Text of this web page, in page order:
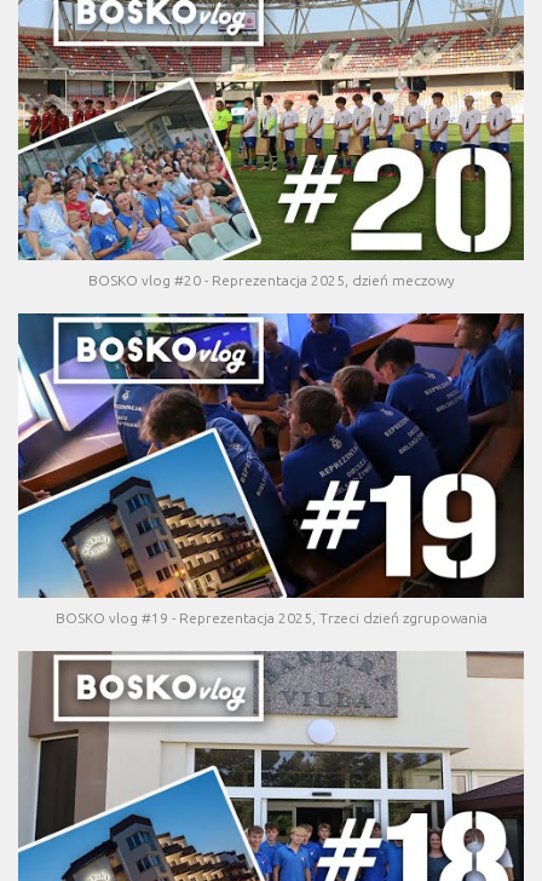
BOSKO vlog #20 - Reprezentacja 2025, dzień meczowy
BOSKO vlog #19 - Reprezentacja 2025, Trzeci dzień zgrupowania